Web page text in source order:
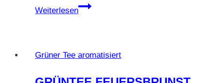
Weiterlesen
GRÜNTEE
Grüner Tee aromatisiert